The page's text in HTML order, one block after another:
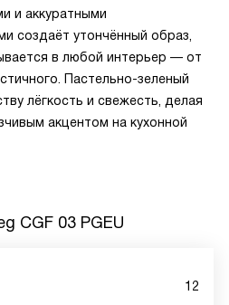
и аккуратными
создаёт утончённый образ,
в любой интерьер — от
Пастельно-зеленый
лёгкость и свежесть, делая
акцентом на кухонной
CGF 03 PGEU
12